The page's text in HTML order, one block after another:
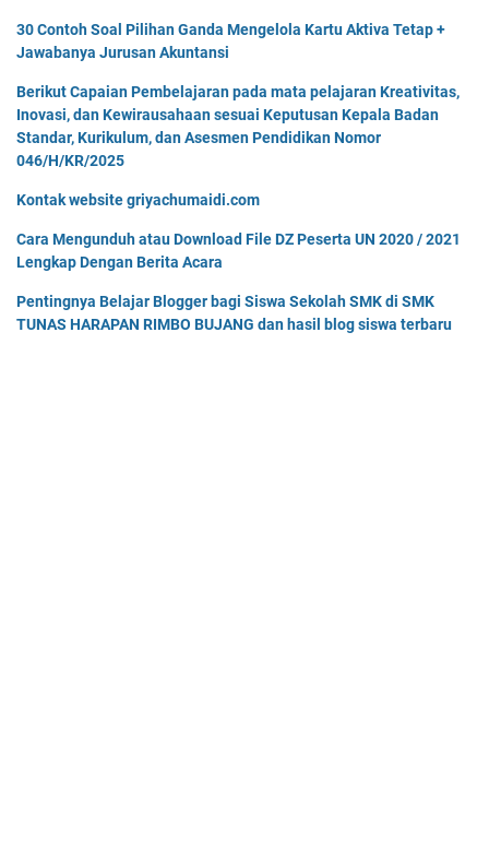
30 Contoh Soal Pilihan Ganda Mengelola Kartu Aktiva Tetap +
Jawabanya Jurusan Akuntansi
Berikut Capaian Pembelajaran pada mata pelajaran Kreativitas,
Inovasi, dan Kewirausahaan sesuai Keputusan Kepala Badan
Standar, Kurikulum, dan Asesmen Pendidikan Nomor
046/H/KR/2025
Kontak website griyachumaidi.com
Cara Mengunduh atau Download File DZ Peserta UN 2020 / 2021
Lengkap Dengan Berita Acara
Pentingnya Belajar Blogger bagi Siswa Sekolah SMK di SMK
TUNAS HARAPAN RIMBO BUJANG dan hasil blog siswa terbaru